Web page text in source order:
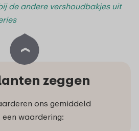
de andere vershoudbakjes uit
zeggen
ons gemiddeld
een waardering: